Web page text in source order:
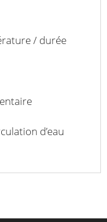
/ durée
d’eau